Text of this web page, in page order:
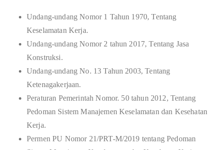
Undang-undang Nomor 1 Tahun 1970, Tentang
Keselamatan Kerja.
Undang-undang Nomor 2 tahun 2017, Tentang Jasa
Konstruksi.
Undang-undang No. 13 Tahun 2003, Tentang
Ketenagakerjaan.
Peraturan Pemerintah Nomor. 50 tahun 2012, Tentang
Pedoman Sistem Manajemen Keselamatan dan Kesehatan
Kerja.
Permen PU Nomor 21/PRT-M/2019 tentang Pedoman